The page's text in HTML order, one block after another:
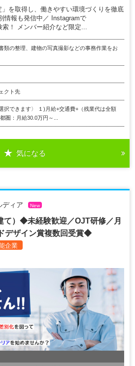
を取得し、働きやすい環境づくりを徹底
情報も発信中／ Instagramで
索！ メンバー紹介など限定...
類の整理、建物の写真撮影などの事務作業をお
クト先
択できます〉 １)月給+交通費+（残業代は全額
圏：月給30.0万円～...
気になる
ディア New
て）◆未経験歓迎／OJT研修／月
デザイン賞複数回受賞◆
企業